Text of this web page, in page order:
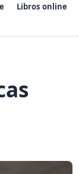
Libros online